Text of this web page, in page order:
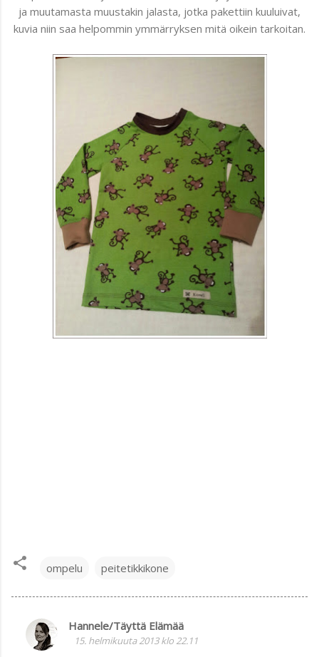
ja muutamasta muustakin jalasta, jotka pakettiin kuuluivat,
kuvia niin saa helpommin ymmärryksen mitä oikein tarkoitan.
ompelu peitetikkikone
K
Hannele/Täyttä Elämää
15. helmikuuta 2013 klo 22.11